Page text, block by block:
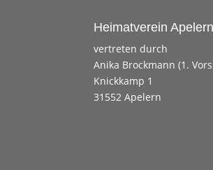
Heimatverein
vertreten durch
Anika Brockmann (1.
Knickkamp 1
31552 Apelern